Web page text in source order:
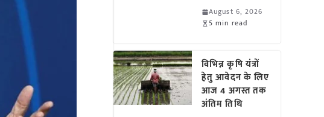
August 6, 2026
5 min read
विभिन्न कृषि यंत्रों
हेतु आवेदन के लिए
आज 4 अगस्त तक
अंतिम तिथि